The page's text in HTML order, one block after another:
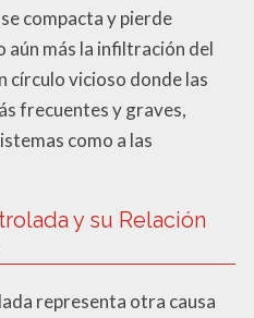
compacta y pierde
más la infiltración del
círculo vicioso donde las
frecuentes y graves,
como a las
y su Relación
representa otra causa